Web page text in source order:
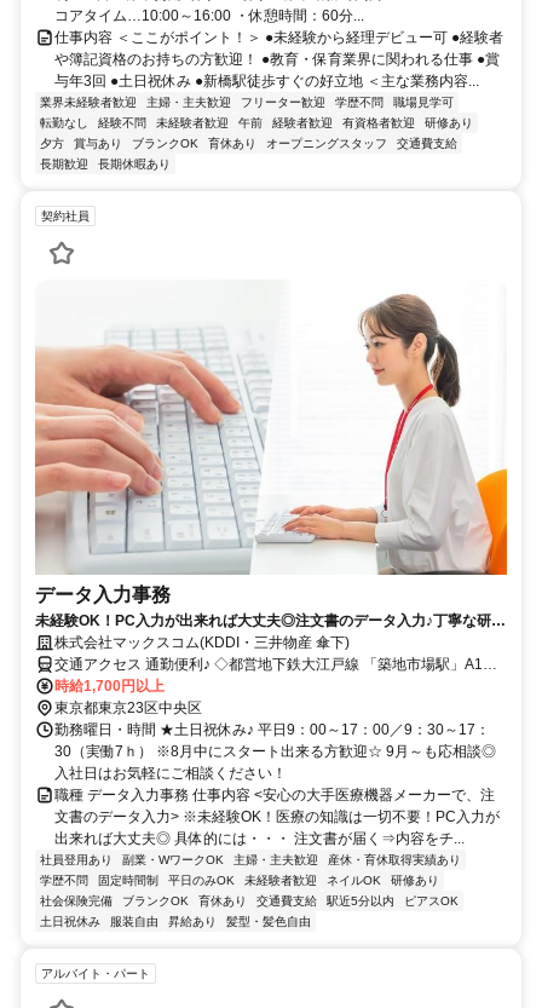
コアタイム…10:00～16:00 ・休憩時間：60分...
仕事内容 ＜ここがポイント！＞ ●未経験から経理デビュー可 ●経験者
や簿記資格のお持ちの方歓迎！ ●教育・保育業界に関われる仕事 ●賞
与年3回 ●土日祝休み ●新橋駅徒歩すぐの好立地 ＜主な業務内容...
業界未経験者歓迎 主婦・主夫歓迎 フリーター歓迎 学歴不問
職場見学可
転勤なし
経験不問 未経験者歓迎 午前 経験者歓迎 有資格者歓迎
研修あり
夕方
賞与あり ブランクOK 育休あり オープニングスタッフ
交通費支給
長期歓迎
長期休暇あり
契約社員
データ入力事務
未経験OK！PC入力が出来れば大丈夫◎注文書のデータ入力♪丁寧な研修
＆しっかりフォローあり☆
株式会社マックスコム(KDDI・三井物産 傘下)
交通アクセス 通勤便利♪ ◇都営地下鉄大江戸線 「築地市場駅」A1出
口より 徒歩４分 ◇東京メトロ日比谷線「築地駅」B1出口より徒歩9
分 ◇各線「新橋駅」汐留口より徒歩10分 ※銀座も徒歩圏内！お仕事
帰りの楽しみも◎
時給1,700円以上
東京都東京23区中央区
勤務曜日・時間 ★土日祝休み♪ 平日9：00～17：00／9：30～17：
30（実働7ｈ） ※8月中にスタート出来る方歓迎☆ 9月～も応相談◎
入社日はお気軽にご相談ください！
職種 データ入力事務 仕事内容 <安心の大手医療機器メーカーで、注
文書のデータ入力> ※未経験OK！医療の知識は一切不要！PC入力が
出来れば大丈夫◎ 具体的には・・・ 注文書が届く⇒内容をチ...
社員登用あり 副業・WワークOK 主婦・主夫歓迎
産休・育休取得実績あり
学歴不問
固定時間制 平日のみOK 未経験者歓迎 ネイルOK
研修あり
社会保険完備
ブランクOK 育休あり 交通費支給 駅近5分以内
ピアスOK
土日祝休み
服装自由 昇給あり 髪型・髪色自由
アルバイト・パート